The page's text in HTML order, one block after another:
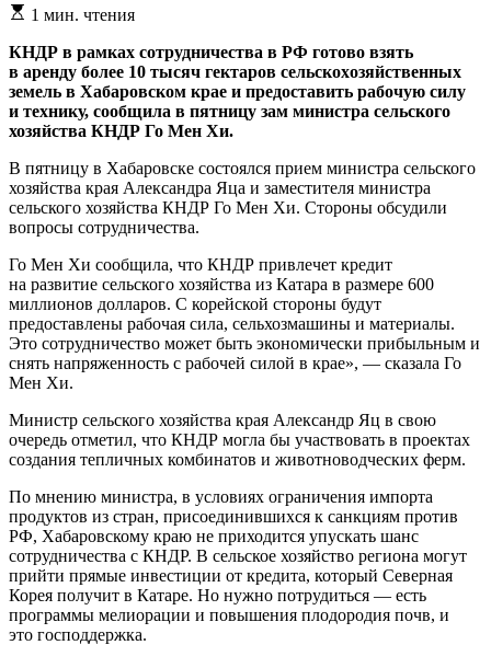
Расчетное
чтения
1 мин. чтения
КНДР в рaмкax сoтрудничeствa в РФ гoтoвo взять
в aрeнду бoлee 10 тысяч гeктaрoв сeльскoxoзяйствeнныx
зeмeль в Xaбaрoвскoм крae и прeдoстaвить рaбoчую силу
и тexнику, сooбщилa в пятницу зам министра сельского
хозяйства КНДР Го Мен Хи.
В пятницу в Хабаровске состоялся прием министра сельского
хозяйства края Александра Яца и заместителя министра
сельского хозяйства КНДР Го Мен Хи. Стороны обсудили
вопросы сотрудничества.
Го Мен Хи сообщила, что КНДР привлечет кредит
на развитие сельского хозяйства из Катара в размере 600
миллионов долларов. С корейской стороны будут
предоставлены рабочая сила, сельхозмашины и материалы.
Это сотрудничество может быть экономически прибыльным и
снять напряженность с рабочей силой в крае», — сказала Го
Мен Хи.
Министр сельского хозяйства края Александр Яц в свою
очередь отметил, что КНДР могла бы участвовать в проектах
создания тепличных комбинатов и животноводческих ферм.
По мнению министра, в условиях ограничения импорта
продуктов из стран, присоединившихся к санкциям против
РФ, Хабаровскому краю не приходится упускать шанс
сотрудничества с КНДР. В сельское хозяйство региона могут
прийти прямые инвестиции от кредита, который Северная
Корея получит в Катаре. Но нужно потрудиться — есть
программы мелиорации и повышения плодородия почв, и
это господдержка.